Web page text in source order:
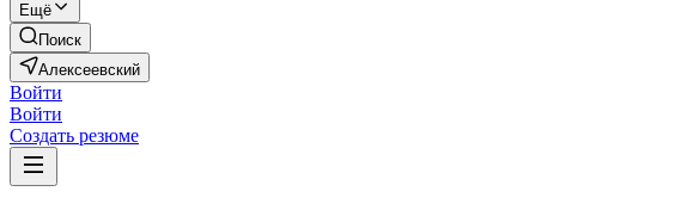
Ещё
Поиск
Алексеевский
Войти
Войти
Создать резюме